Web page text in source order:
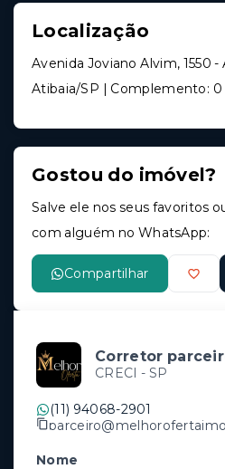
Localização
Avenida Joviano Alvim, 1550
Atibaia/SP | Complemento: 0
Gostou do imóvel?
Salve ele nos seus favoritos
com alguém no WhatsApp:
Compartilhar
Corretor
CRECI - SP
(11) 94068-2901
Nome